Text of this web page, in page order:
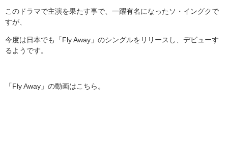
このドラマで主演を果たす事で、一躍有名になったソ・イングクで
すが、
今度は日本でも「Fly Away」のシングルをリリースし、デビューす
るようです。
「Fly Away」の動画はこちら。